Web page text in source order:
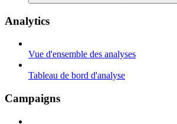
Analytics
Vue d'ensemble des analyses
Tableau de bord d'analyse
Campaigns